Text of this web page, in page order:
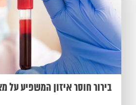
בירור חוסר איזון המשפיע על